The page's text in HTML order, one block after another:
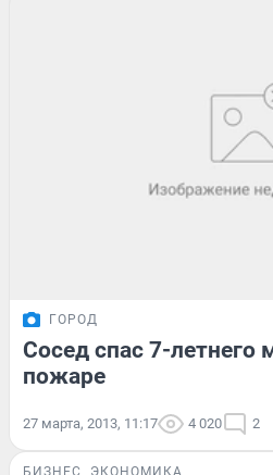
ГОРОД
Сосед спас 7-летнего
пожаре
27 марта, 2013, 11:17 4 020 2
БИЗНЕС ЭКОНОМИКА